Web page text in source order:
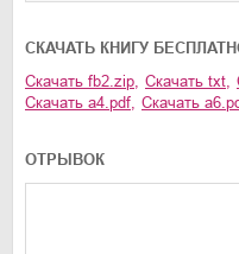
CКАЧАТЬ КНИГУ
Скачать fb2.zip, Скачать txt,
Скачать a4.pdf, Скачать
ОТРЫВОК